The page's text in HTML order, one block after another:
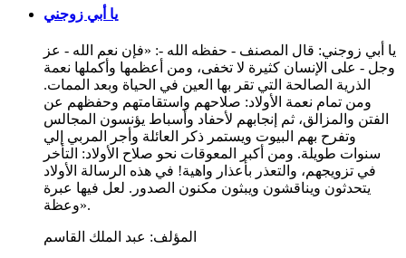
يا أبي زوجني
يا أبي زوجني: قال المصنف - حفظه الله -: «فإن نعم الله - عز
وجل - على الإنسان كثيرة لا تخفى، ومن أعظمها وأكملها نعمة
الذرية الصالحة التي تقر بها العين في الحياة وبعد الممات.
ومن تمام نعمة الأولاد: صلاحهم واستقامتهم وحفظهم عن
الفتن والمزالق، ثم إنجابهم لأحفاد وأسباط يؤنسون المجالس
وتفرح بهم البيوت ويستمر ذكر العائلة وأجر المربي إلي
سنوات طويلة. ومن أكبر المعوقات نحو صلاح الأولاد: التأخر
في تزويجهم، والتعذر بأعذار واهية! في هذه الرسالة الأولاد
يتحدثون ويناقشون ويبثون مكنون الصدور. لعل فيها عبرة
وعظة».
المؤلف: عبد الملك القاسم